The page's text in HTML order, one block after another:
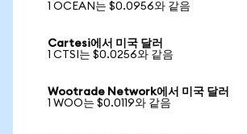
1 OCEAN는 $0.0956와 같음
Cartesi에서 미국 달러
1 CTSI는 $0.0256와 같음
Wootrade Network에서 미국 달러
1 WOO는 $0.0119와 같음